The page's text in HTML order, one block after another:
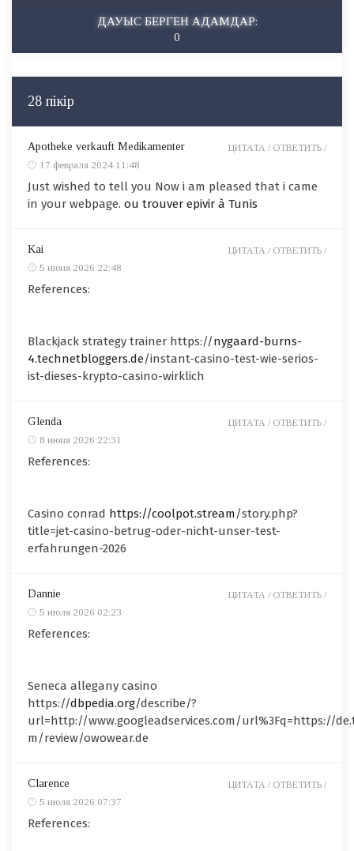
ДАУЫС БЕРГЕН АДАМДАР:
0
28 пікір
Apotheke verkauft Medikamenter
17 февраля 2024 11:48
Just wished to tell you Now i am pleased that i came
in your webpage. ou trouver epivir à Tunis
ЦИТАТА / ОТВЕТИТЬ /
Kai
5 июня 2026 22:48
References:
Blackjack strategy trainer https://nygaard-burns-
4.technetbloggers.de/instant-casino-test-wie-serios-
ist-dieses-krypto-casino-wirklich
ЦИТАТА / ОТВЕТИТЬ /
Glenda
8 июня 2026 22:31
References:
Casino conrad https://coolpot.stream/story.php?
title=jet-casino-betrug-oder-nicht-unser-test-
erfahrungen-2026
ЦИТАТА / ОТВЕТИТЬ /
Dannie
5 июля 2026 02:23
References:
Seneca allegany casino
https://dbpedia.org/describe/?
url=http://www.googleadservices.com/url%3Fq=https://
m/review/owowear.de
ЦИТАТА / ОТВЕТИТЬ /
Clarence
5 июля 2026 07:37
References:
ЦИТАТА / ОТВЕТИТЬ /